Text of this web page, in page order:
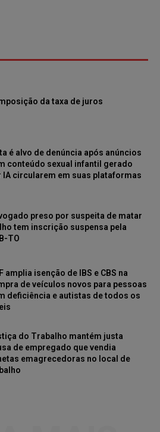
da taxa de juros
é alvo de denúncia após anúncios
conteúdo sexual infantil gerado
IA circularem em suas plataformas
preso por suspeita de matar
tem inscrição suspensa pela
TO
amplia isenção de IBS e CBS na
de veículos novos para pessoas
deficiência e autistas de todos os
do Trabalho mantém justa
de empregado que vendia
emagrecedoras no local de